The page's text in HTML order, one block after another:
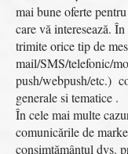
mai bune oferte
care vă interesează.
trimite orice tip de
mail/SMS/telefonic/
push/webpush/etc.)
generale si tematice .
În cele mai multe
comunicările de
consimțământul dvs.